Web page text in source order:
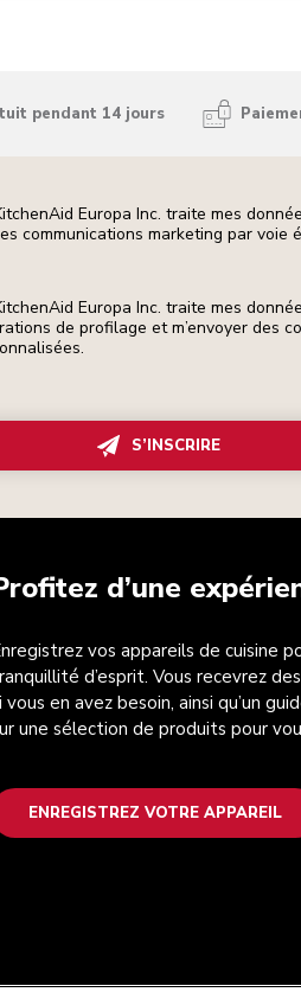
pendant 14 jours
Europa Inc. traite mes
communications marketing par voie
Europa Inc. traite mes
de profilage et m’envoyer des
S’INSCRIRE
d’une
vos appareils de cuisine
d’esprit. Vous recevrez
vous en avez besoin, ainsi qu’un
une sélection de produits pour
ENREGISTREZ VOTRE APPAREIL